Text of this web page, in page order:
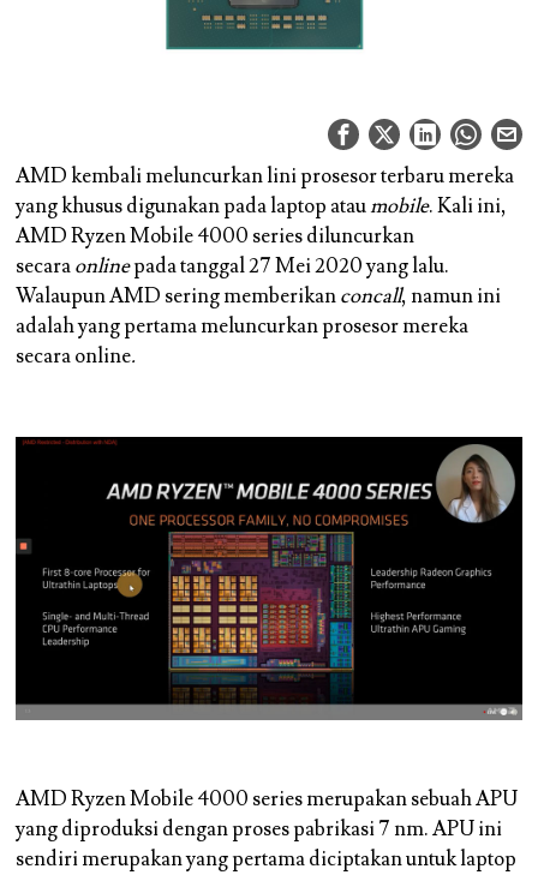
AMD kembali meluncurkan lini prosesor terbaru mereka
yang khusus digunakan pada laptop ataumobile. Kali ini,
AMD Ryzen Mobile 4000 series diluncurkan
secaraonlinepada tanggal 27 Mei 2020 yang lalu.
Walaupun AMD sering memberikanconcall, namun ini
adalah yang pertama meluncurkan prosesor mereka
secara online.
AMD Ryzen Mobile 4000 series merupakan sebuah APU
yang diproduksi dengan proses pabrikasi 7 nm. APU ini
sendiri merupakan yang pertama diciptakan untuk laptop